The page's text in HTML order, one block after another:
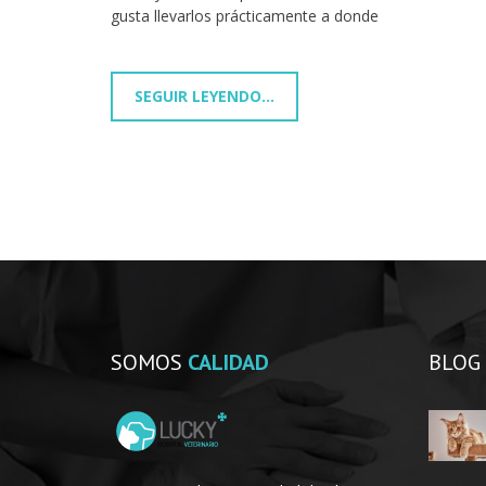
gusta llevarlos prácticamente a donde
SEGUIR LEYENDO...
SOMOS CALIDAD BLOG